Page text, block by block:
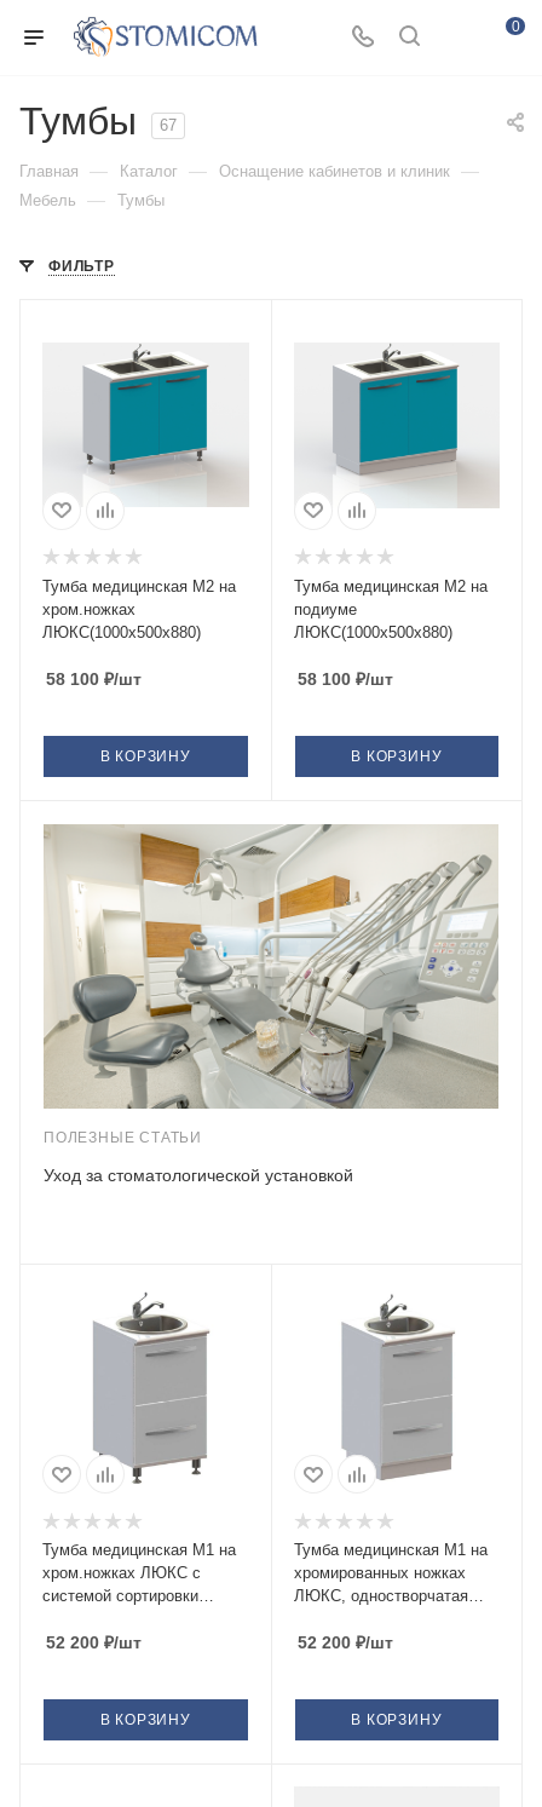
0
Тумбы 67
Главная — Каталог — Оснащение кабинетов и клиник —
Мебель — Тумбы
ФИЛЬТР
Тумба медицинская М2 на
хром.ножках
ЛЮКС(1000х500х880)
58 100 ₽/шт
В КОРЗИНУ
Тумба медицинская М2 на
подиуме
ЛЮКС(1000х500х880)
58 100₽/шт
В КОРЗИНУ
ПОЛЕЗНЫЕ СТАТЬИ
Уход за стоматологической установкой
Тумба медицинская М1 на
хром.ножках ЛЮКС с
системой сортировки
52 200 ₽/шт
В КОРЗИНУ
Тумба медицинская М1 на
хромированных ножках
ЛЮКС, одностворчатая
цельносварная
52 200₽/шт
В КОРЗИНУ